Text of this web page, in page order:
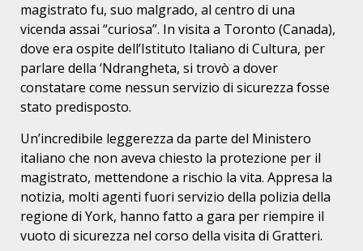
magistrato fu, suo malgrado, al centro di una
vicenda assai “curiosa”. In visita a Toronto (Canada),
dove era ospite dell’Istituto Italiano di Cultura, per
parlare della ‘Ndrangheta, si trovò a dover
constatare come nessun servizio di sicurezza fosse
stato predisposto.
Un’incredibile leggerezza da parte del Ministero
italiano che non aveva chiesto la protezione per il
magistrato, mettendone a rischio la vita. Appresa la
notizia, molti agenti fuori servizio della polizia della
regione di York, hanno fatto a gara per riempire il
vuoto di sicurezza nel corso della visita di Gratteri.